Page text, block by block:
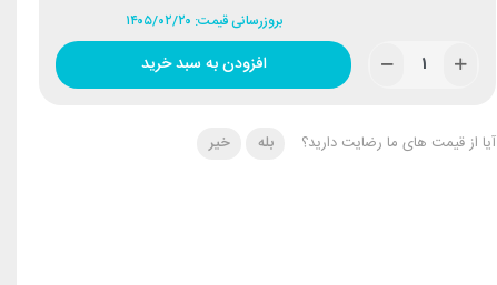
بروزرسانی قیمت: ۱۴۰۵/۰۲/۲۰
افزودن به سبد خرید
آیا از قیمت های ما رضایت دارید؟ بله خیر